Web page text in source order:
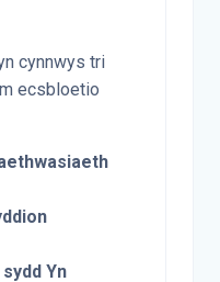
cynnwys tri
ecsbloetio
Yn